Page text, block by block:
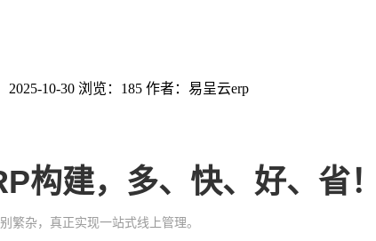
2025-10-30 浏览：185 作者：易呈云erp
构建，多、快、好、省！
繁杂，真正实现一站式线上管理。